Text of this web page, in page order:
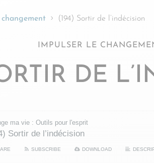
changement (194) Sortir de l’indécision
IMPULSER LE
DE
ma vie : Outils pour l'esprit
Sortir de l’indécision
SUBSCRIBE DOWNLOAD